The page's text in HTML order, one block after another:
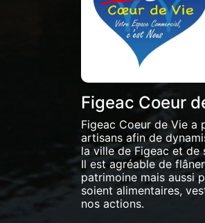
Figeac Coeur
Figeac Coeur de Vie a
artisans afin de
la ville de Figeac et de
Il est agréable de
patrimoine mais aussi
soient alimentaires,
nos actions.